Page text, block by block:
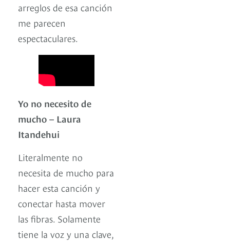
arreglos de esa canción
me parecen
espectaculares.
Yo no necesito de
mucho – Laura
Itandehui
Literalmente no
necesita de mucho para
hacer esta canción y
conectar hasta mover
las fibras. Solamente
tiene la voz y una clave,